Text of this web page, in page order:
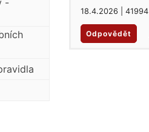
18.4.2026 | 41994
Odpovědět
-